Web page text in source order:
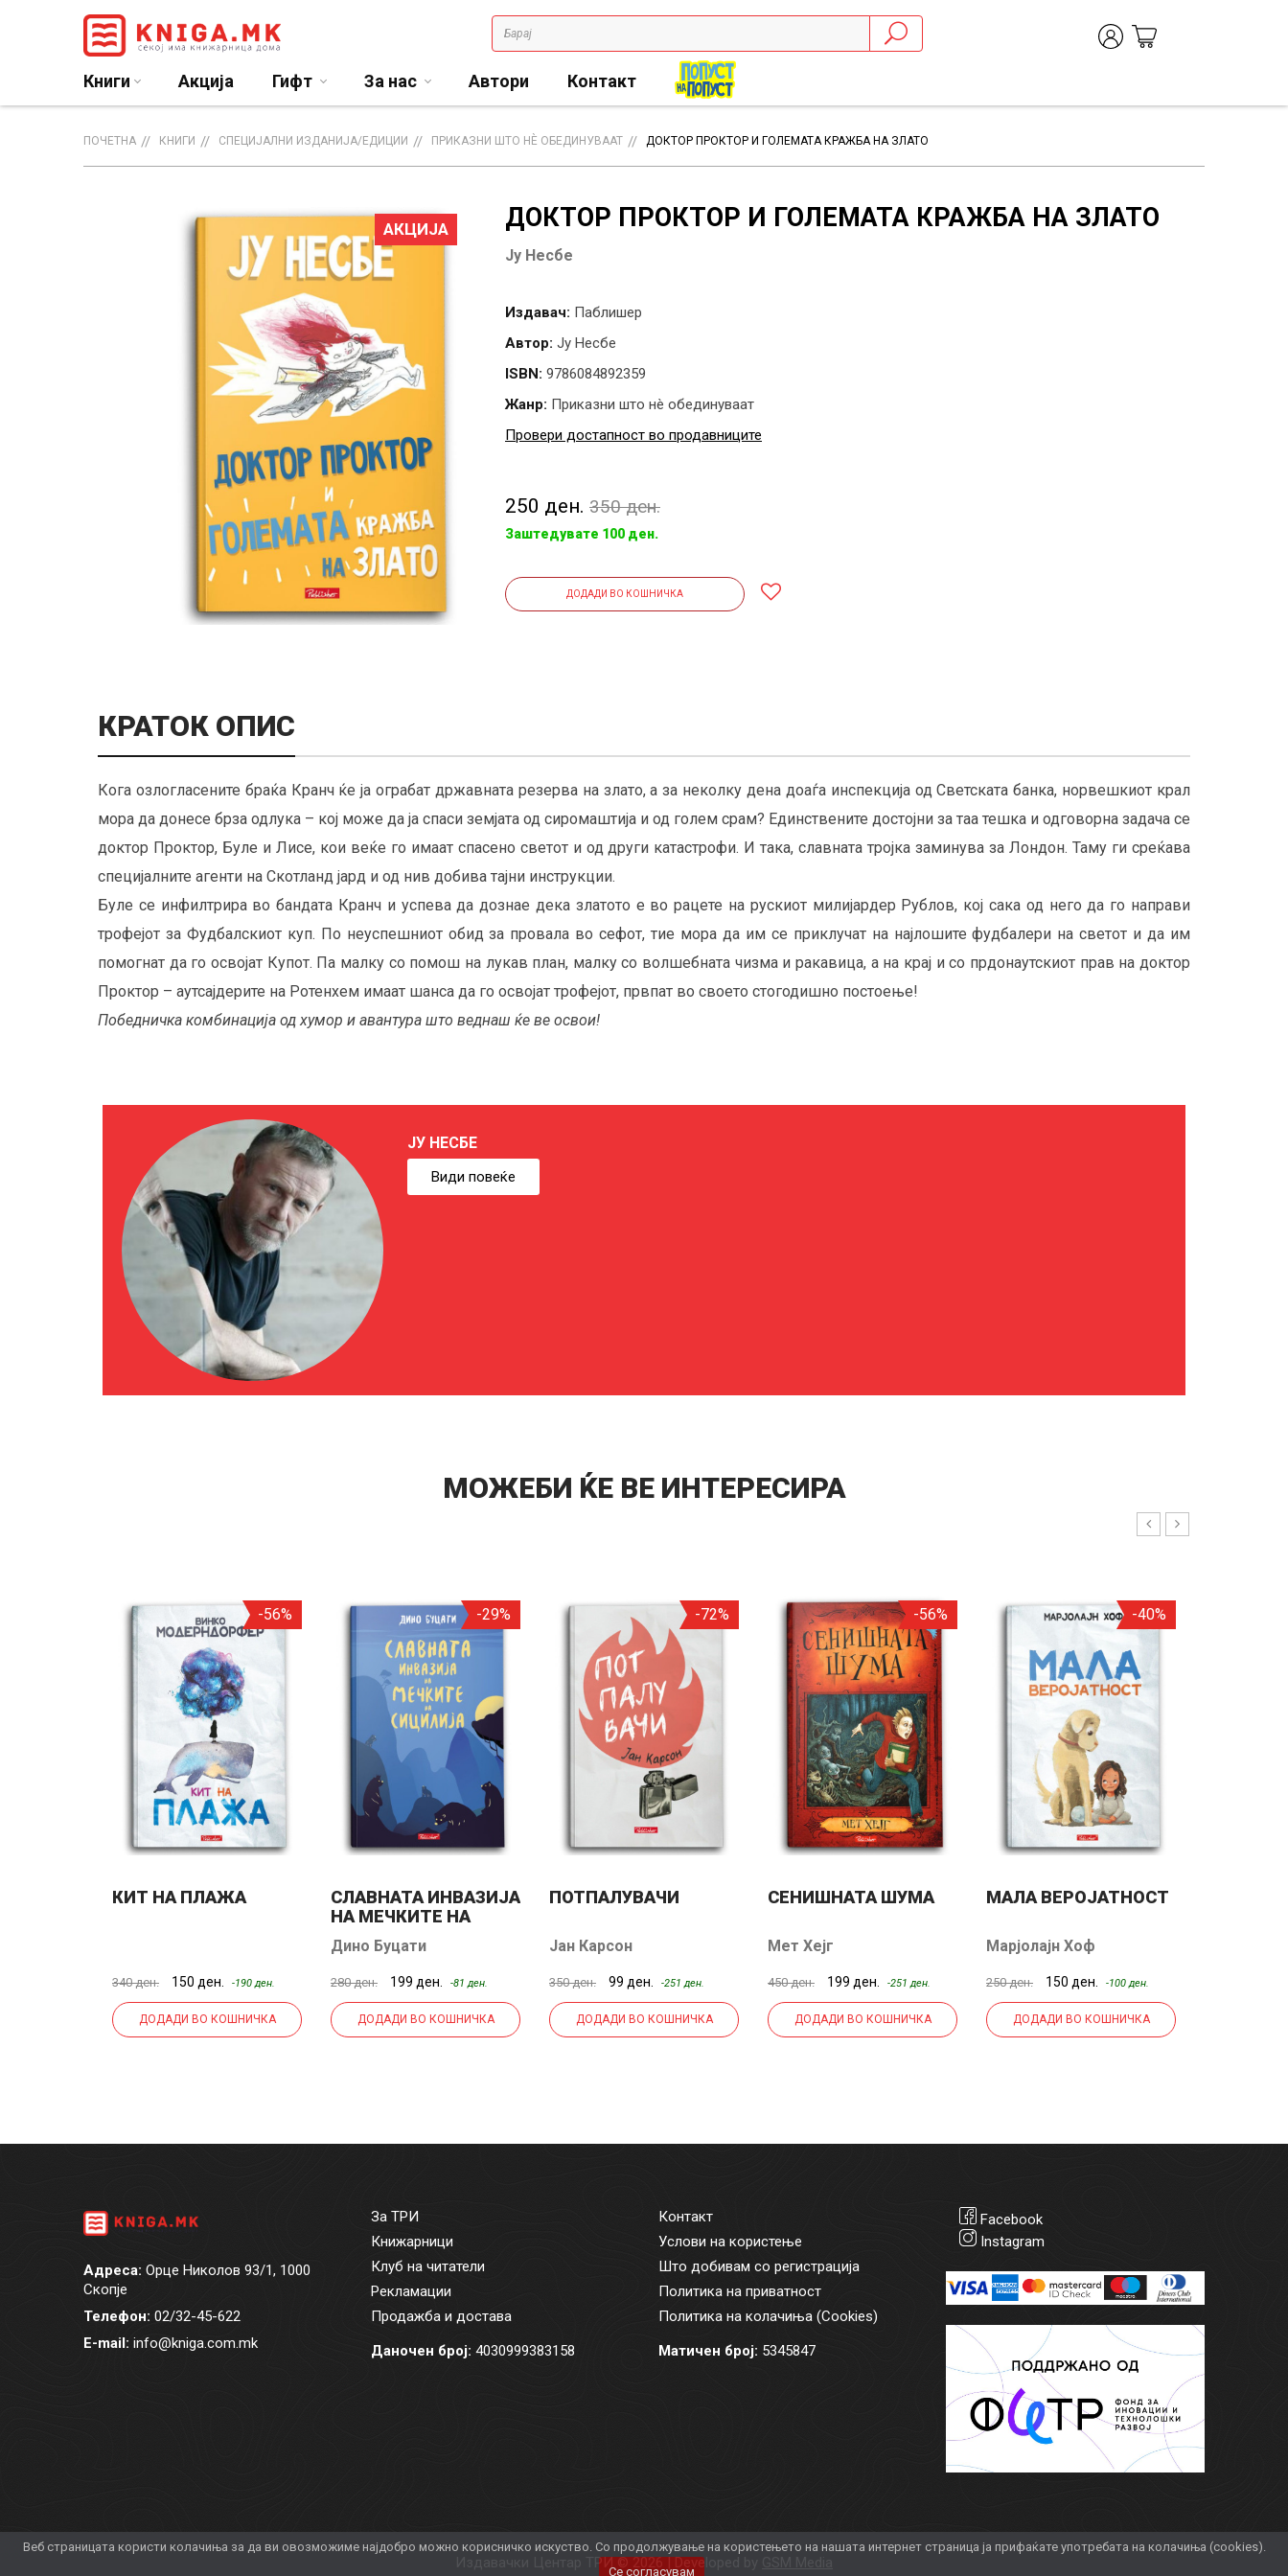
Книги Акција Гифт За нас Автори Контакт
ПОЧЕТНА КНИГИ СПЕЦИЈАЛНИ ИЗДАНИЈА/ЕДИЦИИ ПРИКАЗНИ ШТО НÈ ОБЕДИНУВААТ ДОКТОР ПРОКТОР И ГОЛЕМАТА КРАЖБА НА ЗЛАТО
АКЦИЈА ДОКТОР ПРОКТОР И ГОЛЕМАТА КРАЖБА НА ЗЛАТО
Ју Несбе
Издавач: Паблишер
Автор: Ју Несбе
ISBN: 9786084892359
Жанр: Приказни што нè обединуваат
Провери достапност во продавниците
250 ден. 350 ден.
Заштедувате 100 ден.
ДОДАДИ ВО КОШНИЧКА
КРАТОК ОПИС
Кога озлогласените браќа Кранч ќе ја ограбат државната резерва на злато, а за неколку дена доаѓа инспекција од Светската банка, норвешкиот крал
мора да донесе брза одлука – кој може да ја спаси земјата од сиромаштија и од голем срам? Единствените достојни за таа тешка и одговорна задача се
доктор Проктор, Буле и Лисе, кои веќе го имаат спасено светот и од други катастрофи. И така, славната тројка заминува за Лондон. Таму ги среќава
специјалните агенти на Скотланд јард и од нив добива тајни инструкции.
Буле се инфилтрира во бандата Кранч и успева да дознае дека златото е во рацете на рускиот милијардер Рублов, кој сака од него да го направи
трофејот за Фудбалскиот куп. По неуспешниот обид за провала во сефот, тие мора да им се приклучат на најлошите фудбалери на светот и да им
помогнат да го освојат Купот. Па малку со помош на лукав план, малку со волшебната чизма и ракавица, а на крај и со прдонаутскиот прав на доктор
Проктор – аутсајдерите на Ротенхем имаат шанса да го освојат трофејот, првпат во своето стогодишно постоење!
Победничка комбинација од хумор и авантура што веднаш ќе ве освои!
ЈУ НЕСБЕ
Види повеќе
МОЖЕБИ ЌЕ ВЕ ИНТЕРЕСИРА
-56%
КИТ НА ПЛАЖА
340 ден. 150 ден. -190 ден.
ДОДАДИ ВО КОШНИЧКА
-29%
СЛАВНАТА ИНВАЗИЈА
НА МЕЧКИТЕ НА
СИЦИЛИЈА
Дино Буцати
280 ден. 199 ден. -81 ден.
ДОДАДИ ВО КОШНИЧКА
-72%
ПОТПАЛУВАЧИ
Јан Карсон
350 ден. 99 ден. -251 ден.
ДОДАДИ ВО КОШНИЧКА
-56%
СЕНИШНАТА ШУМА
Мет Хејг
450 ден. 199 ден. -251 ден.
ДОДАДИ ВО КОШНИЧКА
-40%
МАЛА ВЕРОЈАТНОСТ
Марјолајн Хоф
250 ден. 150 ден. -100 ден.
ДОДАДИ ВО КОШНИЧКА
Веб страницата користи колачиња за да ви овозможиме најдобро можно корисничко искуство. Со продолжување на користењето на нашата интернет страница ја прифаќате употребата на колачиња (cookies).
Се согласувам
Адреса: Орце Николов 93/1, 1000
Скопје
Телефон: 02/32-45-622
E-mail: info@kniga.com.mk
За ТРИ
Книжарници
Клуб на читатели
Рекламации
Продажба и достава
Даночен број: 4030999383158
Контакт
Услови на користење
Што добивам со регистрација
Политика на приватност
Политика на колачиња (Cookies)
Матичен број: 5345847
Facebook
Instagram
Издавачки Центар ТРИ © 2026 | Developed by